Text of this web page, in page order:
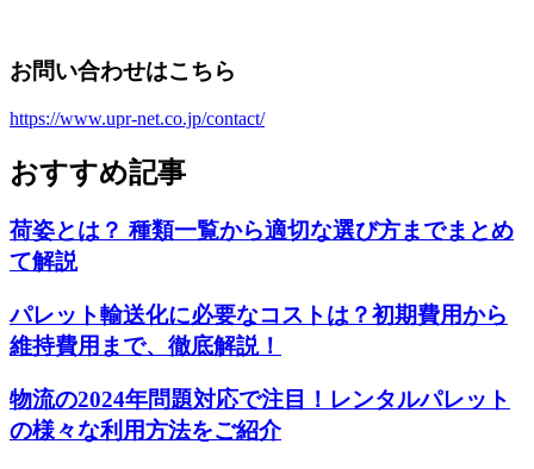
お問い合わせはこちら
https://www.upr-net.co.jp/contact/
おすすめ記事
荷姿とは？ 種類一覧から適切な選び方までまとめ
て解説
パレット輸送化に必要なコストは？初期費用から
維持費用まで、徹底解説！
物流の2024年問題対応で注目！レンタルパレット
の様々な利用方法をご紹介